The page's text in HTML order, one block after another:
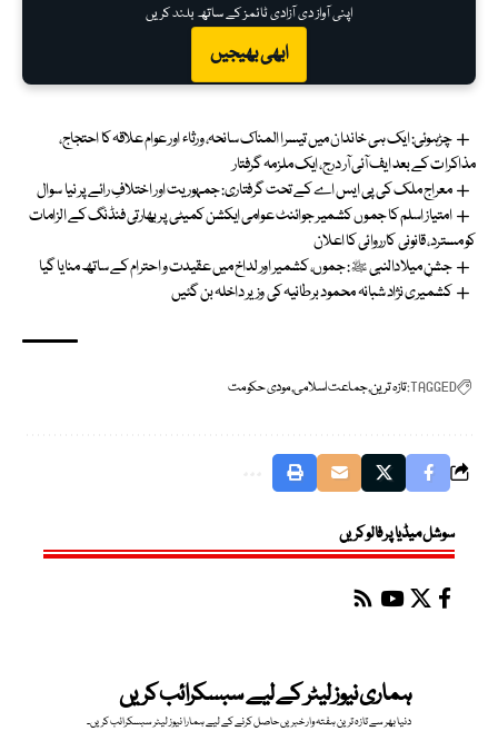
اپنی آواز دی آزادی ٹائمز کے ساتھ بلند کریں
ابھی بھیجیں
چڑہوئی: ایک ہی خاندان میں تیسرا المناک سانحہ، ورثاء اور عوام علاقہ کا احتجاج،
مذاکرات کے بعد ایف آئی آر درج، ایک ملزمہ گرفتار
معراج ملک کی پی ایس اے کے تحت گرفتاری: جمہوریت اور اختلافِ رائے پر نیا سوال
امتیاز اسلم کا جموں کشمیر جوائنٹ عوامی ایکشن کمیٹی پر بھارتی فنڈنگ کے الزامات
کو مسترد، قانونی کارروائی کا اعلان
جشنِ میلادالنبی ﷺ: جموں، کشمیر اور لداخ میں عقیدت و احترام کے ساتھ منایا گیا
کشمیری نژاد شبانہ محمود برطانیہ کی وزیر داخلہ بن گئیں
TAGGED:تازہ ترینجماعت اسلامیمودی حکومت
سوشل میڈیا پر فالو کریں
ہماری نیوز لیٹر کے لیے سبسکرائب کریں
دنیا بھر سے تازہ ترین ہفتہ وار خبریں حاصل کرنے کے لیے ہمارا نیوز لیٹر سبسکرائب کریں۔